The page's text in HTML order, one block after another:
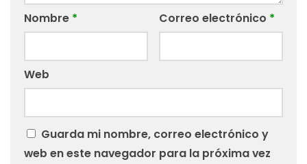
Nombre * Correo electrónico *
Web
Guarda mi nombre, correo electrónico y
web en este navegador para la próxima vez